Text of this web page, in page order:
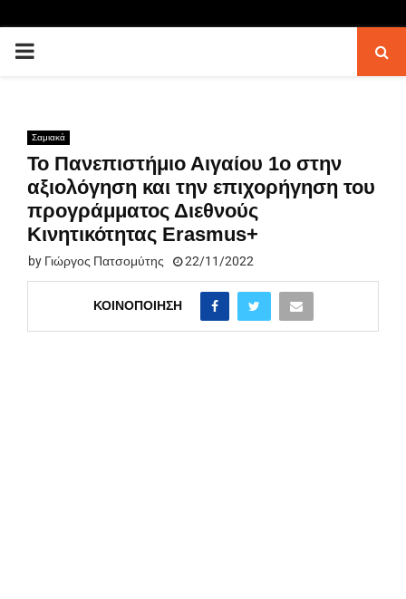
PRIMARY
Σαμιακά
Το Πανεπιστήμιο Αιγαίου 1ο στην
αξιολόγηση και την επιχορήγηση του
προγράμματος Διεθνούς
Κινητικότητας Erasmus+
by Γιώργος Πατσομύτης 22/11/2022
ΚΟΙΝΟΠΟΊΗΣΗ